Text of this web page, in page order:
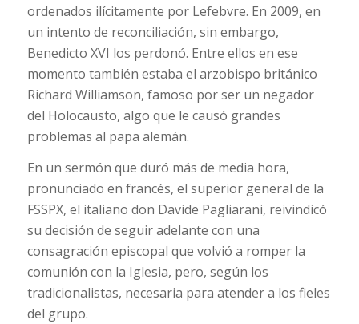
ordenados ilícitamente por Lefebvre. En 2009, en
un intento de reconciliación, sin embargo,
Benedicto XVI los perdonó. Entre ellos en ese
momento también estaba el arzobispo británico
Richard Williamson, famoso por ser un negador
del Holocausto, algo que le causó grandes
problemas al papa alemán.
En un sermón que duró más de media hora,
pronunciado en francés, el superior general de la
FSSPX, el italiano don Davide Pagliarani, reivindicó
su decisión de seguir adelante con una
consagración episcopal que volvió a romper la
comunión con la Iglesia, pero, según los
tradicionalistas, necesaria para atender a los fieles
del grupo.